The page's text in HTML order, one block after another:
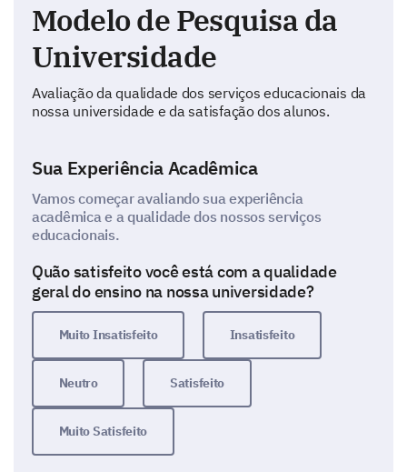
Modelo de Pesquisa da
Universidade
Avaliação da qualidade dos serviços educacionais da
nossa universidade e da satisfação dos alunos.
Sua Experiência Acadêmica
Vamos começar avaliando sua experiência
acadêmica e a qualidade dos nossos serviços
educacionais.
Quão satisfeito você está com a qualidade
geral do ensino na nossa universidade?
Muito Insatisfeito Insatisfeito
Neutro Satisfeito
Muito Satisfeito